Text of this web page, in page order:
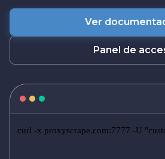
Ver
Panel de
curl -x proxyscrape.com:7777 -U